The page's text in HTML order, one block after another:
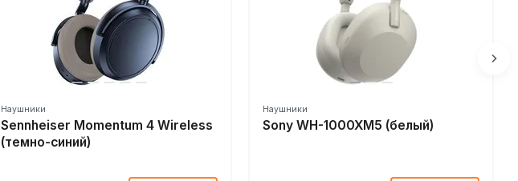
Наушники
Sennheiser Momentum 4 Wireless
(темно-синий)
Наушники
Sony WH-1000XM5 (белый)